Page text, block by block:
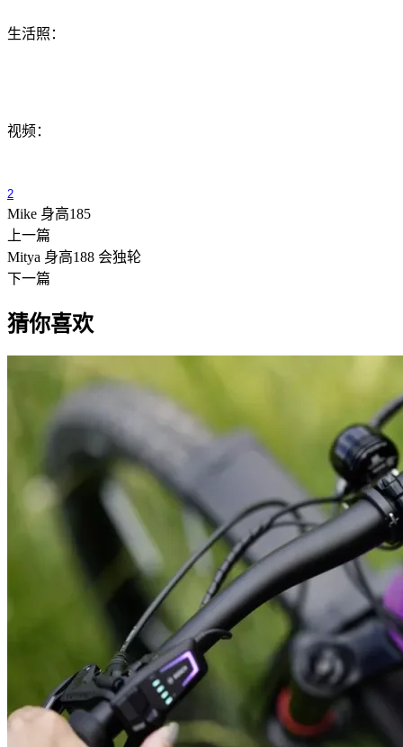
生活照：
视频：
2
Mike 身高185
上一篇
Mitya 身高188 会独轮
下一篇
猜你喜欢